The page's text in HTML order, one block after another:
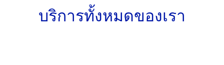
บริการทั้งหมดของเรา